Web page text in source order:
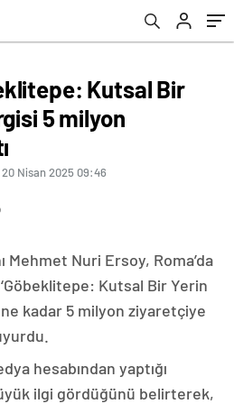
Kutsal Bir
5 milyon
20 Nisan 2025 09:46
Mehmet Nuri Ersoy, Roma’da
Kutsal Bir Yerin
kadar 5 milyon ziyaretçiye
hesabından yaptığı
ilgi gördüğünü belirterek,